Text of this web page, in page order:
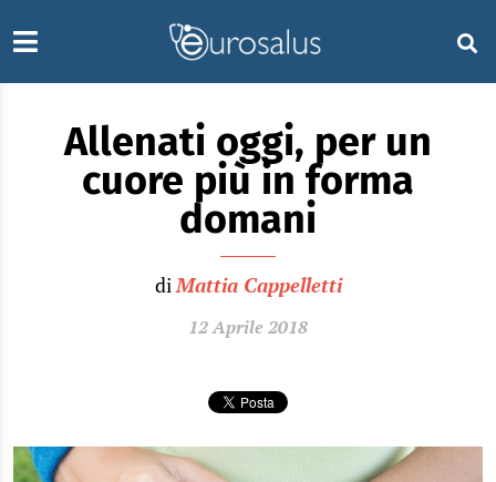
Allenati oggi, per un
cuore più in forma
domani
diMattia Cappelletti
12 Aprile 2018